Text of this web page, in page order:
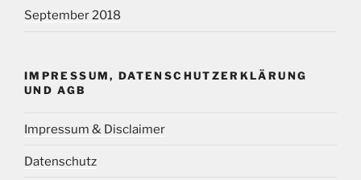
September 2018
IMPRESSUM, DATENSCHUTZERKLÄRUNG
UND AGB
Impressum & Disclaimer
Datenschutz